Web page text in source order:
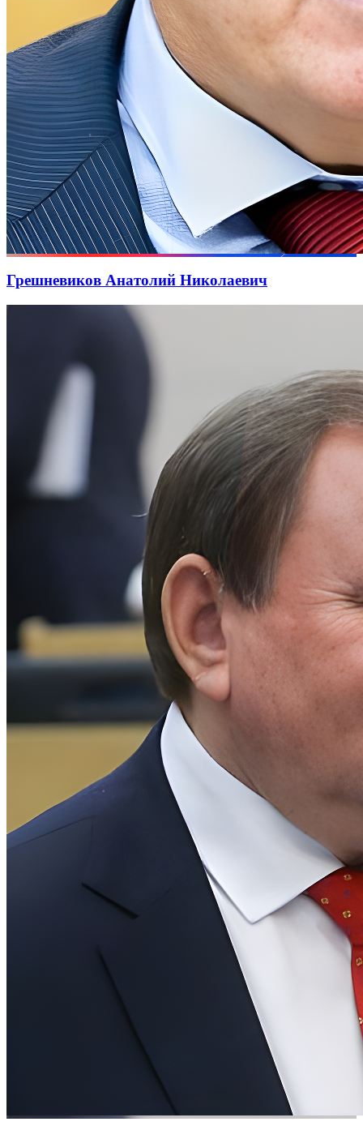
Грешневиков Анатолий Николаевич